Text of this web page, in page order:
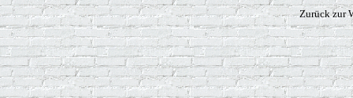
Zurück zur